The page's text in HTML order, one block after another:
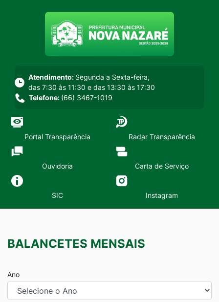
Seção do menu principal
Atendimento: Segunda a Sexta-feira,
das 7:30 às 11:30 e das 13:30 às 17:30
Telefone: (66) 3467-1019
Portal Transparência Radar Transparência
Ouvidoria Carta de Serviço
SIC Instagram
BALANCETES MENSAIS
Ano